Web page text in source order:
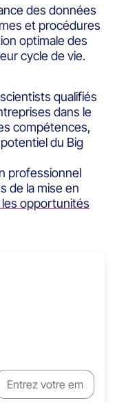
des données
et procédures
optimale des
cycle de vie.
qualifiés
dans le
compétences,
du Big
professionnel
de la mise en
opportunités